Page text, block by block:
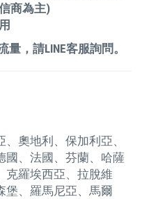
商為主)
，請LINE客服詢問。
奧地利、保加利亞、
國、法國、芬蘭、哈薩
克羅埃西亞、拉脫維
堡、羅馬尼亞、馬爾